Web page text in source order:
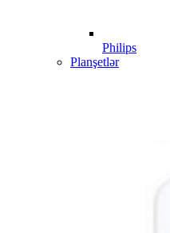
Philips
Planşetlər